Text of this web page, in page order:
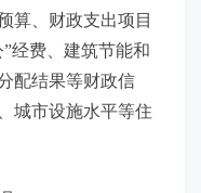
算、财政支出项目
经费、建筑节能和
配结果等财政信
城市设施水平等住